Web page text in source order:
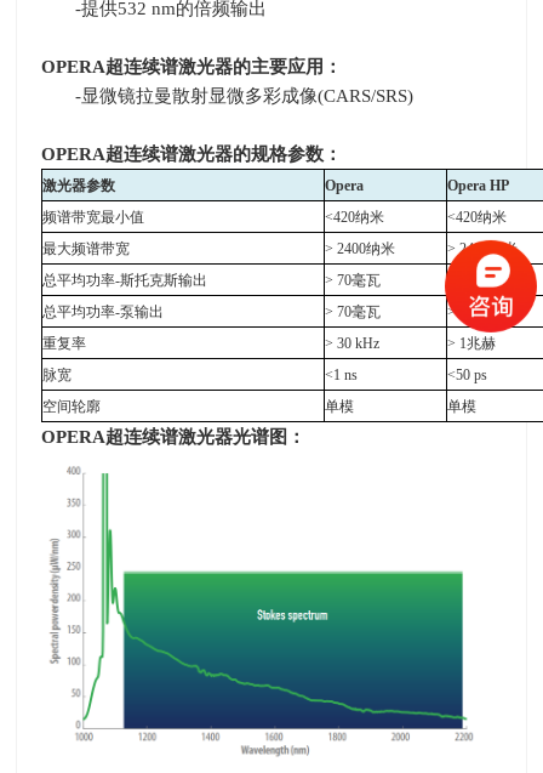
-提供532 nm的倍频输出
OPERA超连续谱激光器的主要应用：
-显微镜拉曼散射显微多彩成像(CARS/SRS)
OPERA超连续谱激光器的规格参数：
激光器参数 Opera
Opera HP
频谱带宽最小值
<420纳米 <420纳米
最大频谱带宽
> 2400纳米 > 2400
纳米
总平均功率-斯托克斯输出 > 70毫瓦 > 500 毫瓦
总平均功率-泵输出 > 70毫瓦 > 1000毫瓦
重复率
> 30 kHz > 1兆赫
脉宽
<1 ns
<50 ps
空间轮廓
单模 单模
OPERA超连续谱激光器光谱图：